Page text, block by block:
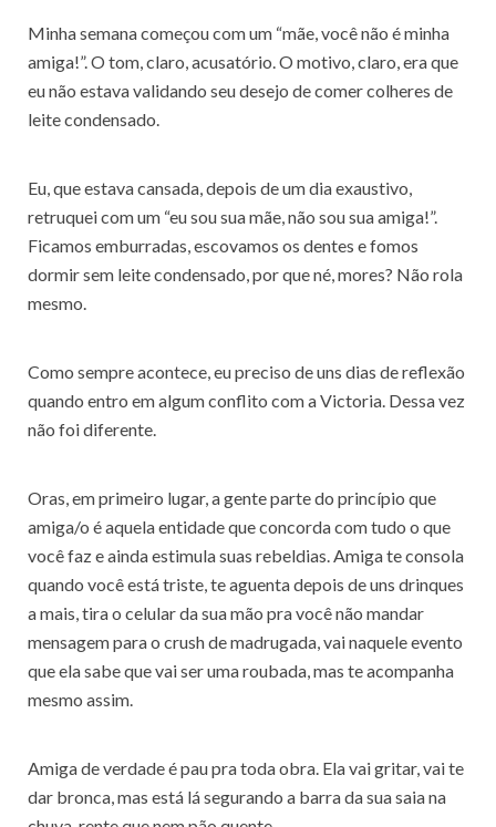
Minha semana começou com um “mãe, você não é minha
amiga!”. O tom, claro, acusatório. O motivo, claro, era que
eu não estava validando seu desejo de comer colheres de
leite condensado.
Eu, que estava cansada, depois de um dia exaustivo,
retruquei com um “eu sou sua mãe, não sou sua amiga!”.
Ficamos emburradas, escovamos os dentes e fomos
dormir sem leite condensado, por que né, mores? Não rola
mesmo.
Como sempre acontece, eu preciso de uns dias de reflexão
quando entro em algum conflito com a Victoria. Dessa vez
não foi diferente.
Oras, em primeiro lugar, a gente parte do princípio que
amiga/o é aquela entidade que concorda com tudo o que
você faz e ainda estimula suas rebeldias. Amiga te consola
quando você está triste, te aguenta depois de uns drinques
a mais, tira o celular da sua mão pra você não mandar
mensagem para o crush de madrugada, vai naquele evento
que ela sabe que vai ser uma roubada, mas te acompanha
mesmo assim.
Amiga de verdade é pau pra toda obra. Ela vai gritar, vai te
dar bronca, mas está lá segurando a barra da sua saia na